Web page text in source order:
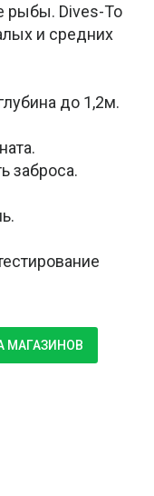
рыбы. Dives-To
и средних
до 1,2м.
заброса.
МАГАЗИНОВ